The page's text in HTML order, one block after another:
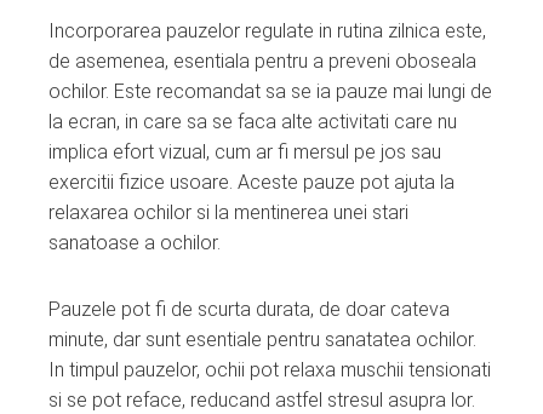
Incorporarea pauzelor regulate in rutina zilnica este,
de asemenea, esentiala pentru a preveni oboseala
ochilor. Este recomandat sa se ia pauze mai lungi de
la ecran, in care sa se faca alte activitati care nu
implica efort vizual, cum ar fi mersul pe jos sau
exercitii fizice usoare. Aceste pauze pot ajuta la
relaxarea ochilor si la mentinerea unei stari
sanatoase a ochilor.
Pauzele pot fi de scurta durata, de doar cateva
minute, dar sunt esentiale pentru sanatatea ochilor.
In timpul pauzelor, ochii pot relaxa muschii tensionati
si se pot reface, reducand astfel stresul asupra lor.